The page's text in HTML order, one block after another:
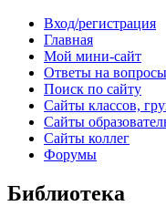
Вход/регистрация
Главная
Мой мини-сайт
Ответы на вопросы
Поиск по сайту
Сайты классов,
Сайты
Сайты коллег
Форумы
Библиотека